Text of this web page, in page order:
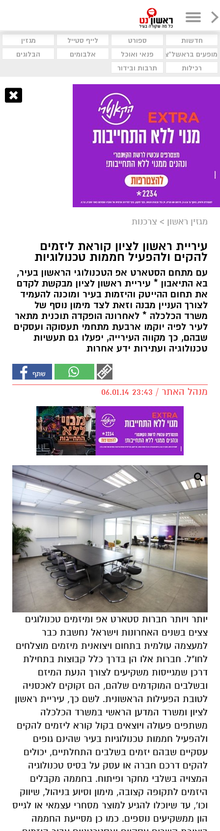
חדשות ספורט לייף סטייל
מגזין
מופעים בראשל"צ
פנאי ואוכל אלבומים
הבלוגים
רכילות
תרבות ובידור
מגזין ראשון > צרכנות
עיריית ראשון לציון קוראת ליזמים
להקים ולהפעיל חממות טכנולוגיות
עם מתחם הסטארט אפ הטכנולוגי הראשון בעיר,
בא התיאבון * עיריית ראשון לציון מבקשת לקדם
את תחום ההייטק והיזמות בעיר ומוכנה להעמיד
לצורך העניין מבנה וזאת לצד מימון נוסף של
משרד הכלכלה * לאחרונה הופקדה תוכנית מתאר
לעיר לפיה יוקמו ארבעת מתחמי תעסוקה ועסקים
שבהם, כך מקווה העירייה, יפעלו גם תעשיות
טכנולוגיה ועתירות ידע אחרות
מנהל האתר / 23:43 06.01.14
יותר ויותר חברות סטארט אפ ומיזמים טכנולוגים
צצים בשנים האחרונות וישראל נחשבת כבר
למעצמה עולמית בתחום ויצואנית מיזמים מוצלחים
לחו"ל. חברות אלו הן בדרך כלל קבוצות בתחילת
דרכן שמגייסות משקיעים לצורך הנעת המיזם
ובשלבים המוקדמים שלהם, הם זקוקים לאכסניה
לטובת הפעילות הראשונית. לשם כך, עיריית ראשון
לציון ומשרד המדען הראשי במשרד הכלכלה
משתפים פעולה ויוצאים בקול קורא ליזמים להקים
ולהפעיל חממות טכנולוגיות בעיר שהינם גופים
עסקיים שבהם יזמים בשלבים התחלתיים, יכולים
להקים דרכם חברה או עסק על בסיס טכנולוגיה
המצויה בשלבי מחקר ופיתוח. בחממה מקבלים
היזמים לתקופה קצובה, מימון וסיוע בניהול, שיווק
וכו', עד שיוכלו להגיע למוצר מסחרי עצמאי או לגייס
הון ממשקיעים נוספים. כמו כן מסייעת החממה